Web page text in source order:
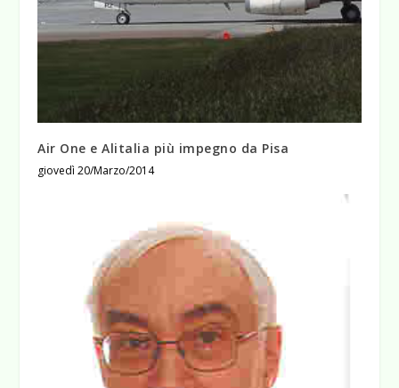
Air One e Alitalia più impegno da Pisa
giovedì 20/Marzo/2014